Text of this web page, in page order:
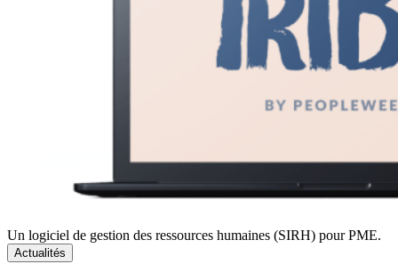
Un logiciel de gestion des ressources humaines (SIRH) pour PME.
Actualités